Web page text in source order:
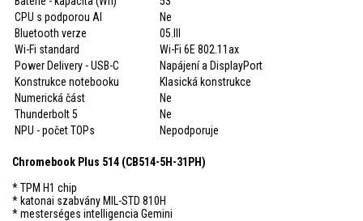
CPU s podporou AI
Ne
Bluetooth verze
05.III
Wi-Fi standard
Wi-Fi 6E 802.11ax
Power Delivery - USB-C
Napájení a DisplayPort
Konstrukce notebooku
Klasická konstrukce
Numerická část
Ne
Thunderbolt 5
Ne
NPU - počet TOPs
Nepodporuje
Chromebook Plus 514 (CB514-5H-31PH)
* TPM H1 chip
* katonai szabvány MIL-STD 810H
* mesterséges intelligencia Gemini